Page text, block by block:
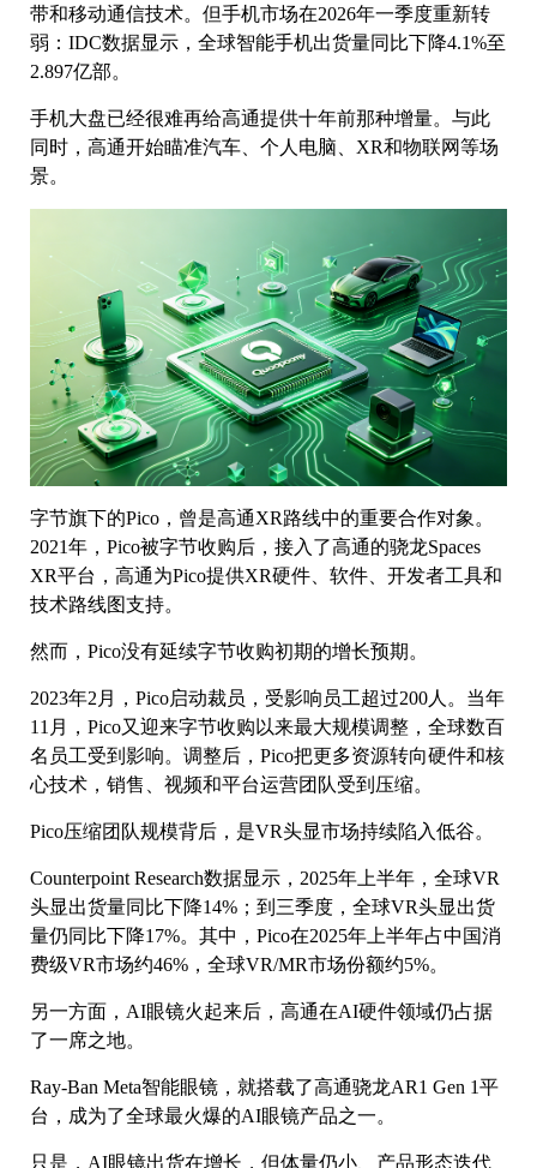
带和移动通信技术。但手机市场在2026年一季度重新转
弱：IDC数据显示，全球智能手机出货量同比下降4.1%至
2.897亿部。
手机大盘已经很难再给高通提供十年前那种增量。与此
同时，高通开始瞄准汽车、个人电脑、XR和物联网等场
景。
字节旗下的Pico，曾是高通XR路线中的重要合作对象。
2021年，Pico被字节收购后，接入了高通的骁龙Spaces
XR平台，高通为Pico提供XR硬件、软件、开发者工具和
技术路线图支持。
然而，Pico没有延续字节收购初期的增长预期。
2023年2月，Pico启动裁员，受影响员工超过200人。当年
11月，Pico又迎来字节收购以来最大规模调整，全球数百
名员工受到影响。调整后，Pico把更多资源转向硬件和核
心技术，销售、视频和平台运营团队受到压缩。
Pico压缩团队规模背后，是VR头显市场持续陷入低谷。
Counterpoint Research数据显示，2025年上半年，全球VR
头显出货量同比下降14%；到三季度，全球VR头显出货
量仍同比下降17%。其中，Pico在2025年上半年占中国消
费级VR市场约46%，全球VR/MR市场份额约5%。
另一方面，AI眼镜火起来后，高通在AI硬件领域仍占据
了一席之地。
Ray-Ban Meta智能眼镜，就搭载了高通骁龙AR1 Gen 1平
台，成为了全球最火爆的AI眼镜产品之一。
只是，AI眼镜出货在增长，但体量仍小、产品形态迭代